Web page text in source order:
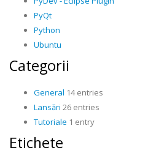
PyQt
Python
Ubuntu
Categorii
General 14 entries
Lansări 26 entries
Tutoriale 1 entry
Etichete